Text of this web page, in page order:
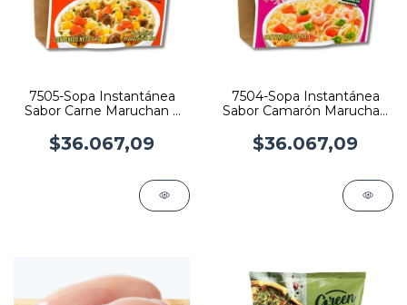
7505-Sopa Instantánea
Sabor Carne Maruchan x
$36.067,09
7504-Sopa Instantánea
Sabor Camarón Maruchan
$36.067,09